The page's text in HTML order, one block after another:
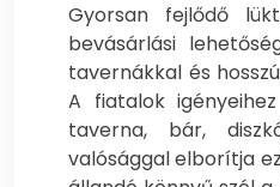
Gyorsan fejlődő
bevásárlási
tavernákkal és
A fiatalok
taverna, bár,
valósággal elborítja